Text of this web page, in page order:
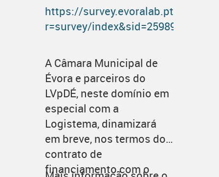
https://survey.evoralab.pt/
r=survey/
A Câmara Municipal de
Évora e parceiros do
LVpDÉ, neste domínio em
especial com a
Logistema, dinamizará
em breve, nos termos do
contrato de
financiamento com o